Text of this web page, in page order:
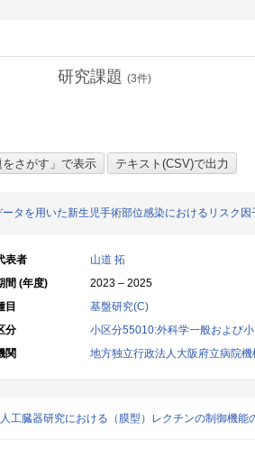
研究課題 (3件)
ータを用いた新生児手術部位感染におけるリスク
表者
山道 拓
間 (年度)
2023 – 2025
目
基盤研究(C)
分
小区分55010:外科学一般および
関
地方独立行政法人大阪府立病院
工臓器研究における（膜型）レクチンの制御機能